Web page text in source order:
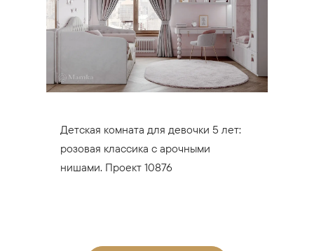
Детская комната для девочки 5 лет:
розовая классика с арочными
нишами. Проект 10876